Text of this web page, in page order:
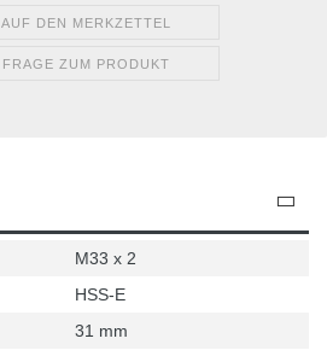
AUF DEN MERKZETTEL
FRAGE ZUM PRODUKT
M33 x 2
HSS-E
31 mm